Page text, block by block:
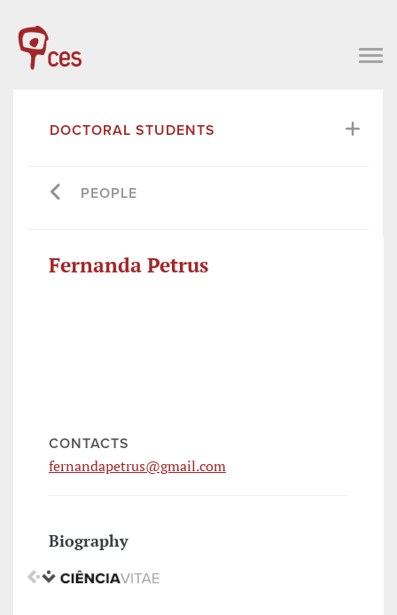
DOCTORAL STUDENTS
PEOPLE
Fernanda Petrus
CONTACTS
fernandapetrus@gmail.com
Biography